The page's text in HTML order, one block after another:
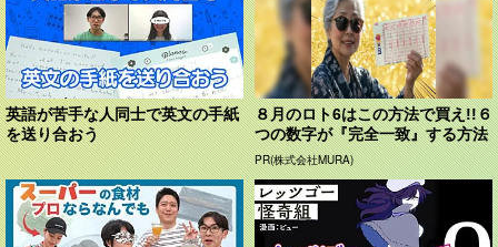
英語が苦手な人同士で英文の手紙
を送り合おう
８月のロト6はこの方法で買え!!６
つの数字が『完全一致』する方法
PR(株式会社MURA)